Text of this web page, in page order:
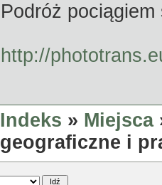
Podróż
http://
Indeks » Miejsca
geograficzne i